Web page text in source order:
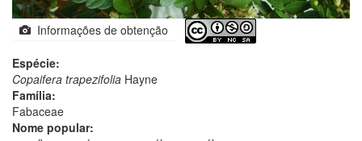
Informações de obtenção
Espécie:
Copaifera trapezifolia Hayne
Família:
Fabaceae
Nome popular: